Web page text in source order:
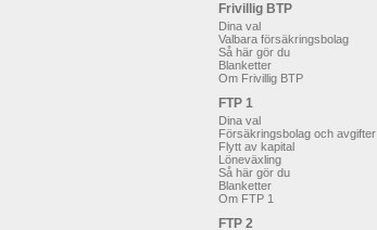
Frivillig BTP
Dina val
Valbara försäkringsbolag
Så här gör du
Blanketter
Om Frivillig BTP
FTP 1
Dina val
Försäkringsbolag och avgifter
Flytt av kapital
Löneväxling
Så här gör du
Blanketter
Om FTP 1
FTP 2